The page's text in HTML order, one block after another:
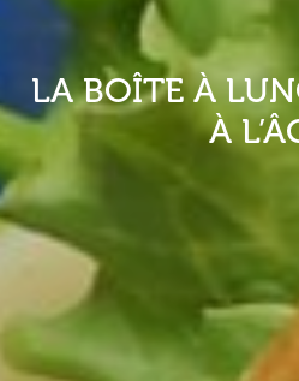
LA BOÎTE À
À